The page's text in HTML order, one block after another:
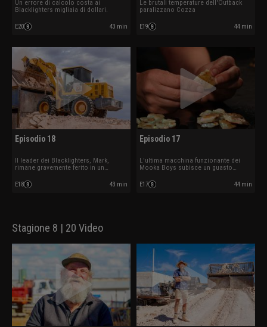
Un errore di calcolo costa ai
Blacklighters migliaia di dollari.
E20 43 min
Le brutali temperature dell'Outback
paralizzano Cozza
E19 44 min
Episodio 18
Il leader dei Blacklighters, Mark,
rimane gravemente ferito in un
E18 43 min
Episodio 17
L'ultima macchina funzionante dei
Mooka Boys subisce un guasto
E17 44 min
Stagione 8 | 20 Video